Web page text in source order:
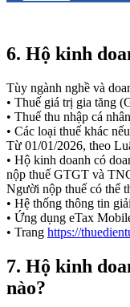
6. Hộ kinh
Tùy ngành nghề và
• Thuế giá trị gia tăng
• Thuế thu nhập cá
• Các loại thuế khác
Từ 01/01/2026, theo
• Hộ kinh doanh có
nộp thuế GTGT và
Người nộp thuế có thể
• Hệ thống thông tin
• Ứng dụng eTax
• Trang https://
7. Hộ kinh
nào?